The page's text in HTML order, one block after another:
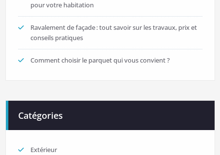
pour votre habitation
Ravalement de façade : tout savoir sur les travaux, prix et
conseils pratiques
Comment choisir le parquet qui vous convient ?
Catégories
Extérieur